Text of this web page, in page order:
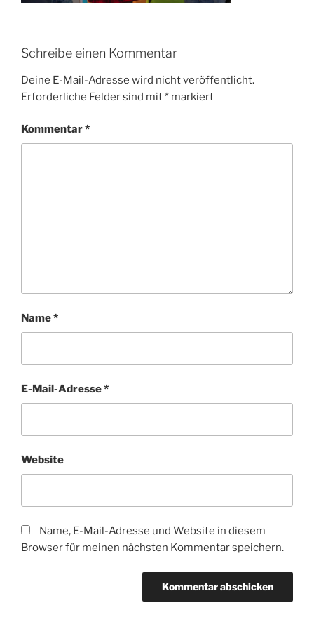
Schreibe einen Kommentar
Deine E-Mail-Adresse wird nicht veröffentlicht.
Erforderliche Felder sind mit* markiert
Kommentar*
Name*
E-Mail-Adresse*
Website
Name, E-Mail-Adresse und Website in diesem
Browser für meinen nächsten Kommentar speichern.